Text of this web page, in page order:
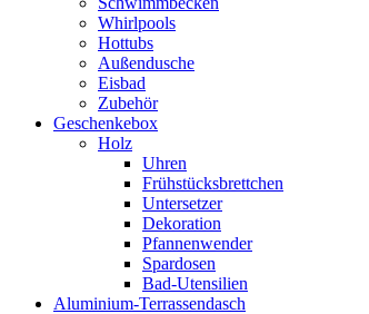
Whirlpools
Hottubs
Außendusche
Eisbad
Zubehör
Geschenkebox
Holz
Uhren
Frühstücksbrettchen
Untersetzer
Dekoration
Pfannenwender
Spardosen
Bad-Utensilien
Aluminium-Terrassendasch